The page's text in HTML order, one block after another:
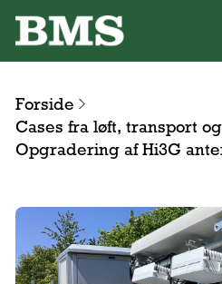
Forside
Cases fra løft, transport
Opgradering af Hi3G